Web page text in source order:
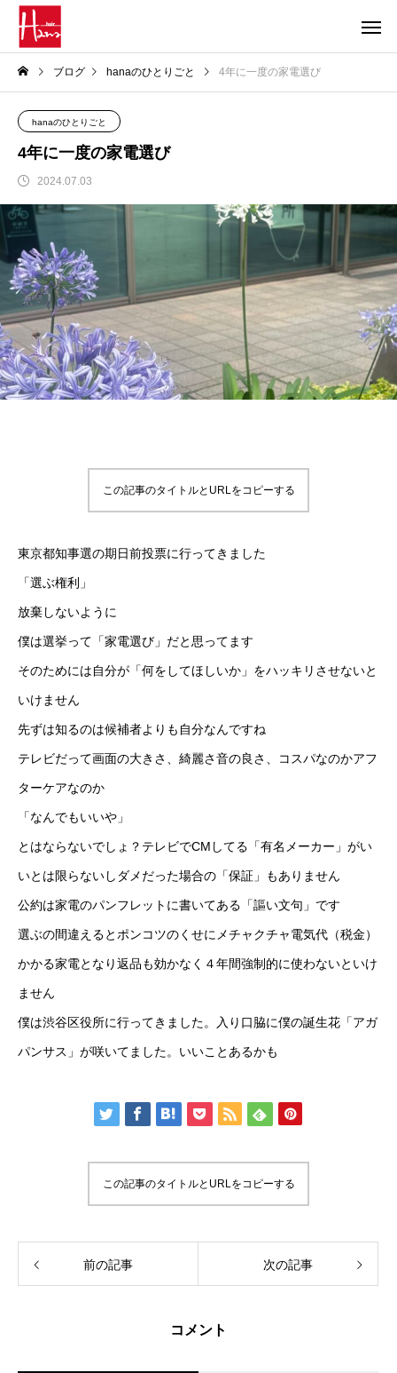
ブログ hanaのひとりごと 4年に一度の家電選び
hanaのひとりごと
4年に一度の家電選び
2024.07.03
この記事のタイトルとURLをコピーする
東京都知事選の期日前投票に行ってきました
「選ぶ権利」
放棄しないように
僕は選挙って「家電選び」だと思ってます
そのためには自分が「何をしてほしいか」をハッキリさせないと
いけません
先ずは知るのは候補者よりも自分なんですね
テレビだって画面の大きさ、綺麗さ音の良さ、コスパなのかアフ
ターケアなのか
「なんでもいいや」
とはならないでしょ？テレビでCMしてる「有名メーカー」がい
いとは限らないしダメだった場合の「保証」もありません
公約は家電のパンフレットに書いてある「謳い文句」です
選ぶの間違えるとポンコツのくせにメチャクチャ電気代（税金）
かかる家電となり返品も効かなく４年間強制的に使わないといけ
ません
僕は渋谷区役所に行ってきました。入り口脇に僕の誕生花「アガ
パンサス」が咲いてました。いいことあるかも
この記事のタイトルとURLをコピーする
前の記事 次の記事
コメント